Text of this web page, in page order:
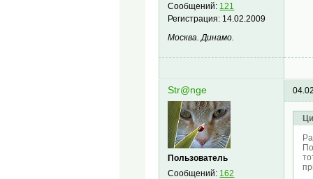
Сообщений: 121
Регистрация: 14.02.2009
Москва. Динамо.
Str@nge
Пользователь
Сообщений: 162